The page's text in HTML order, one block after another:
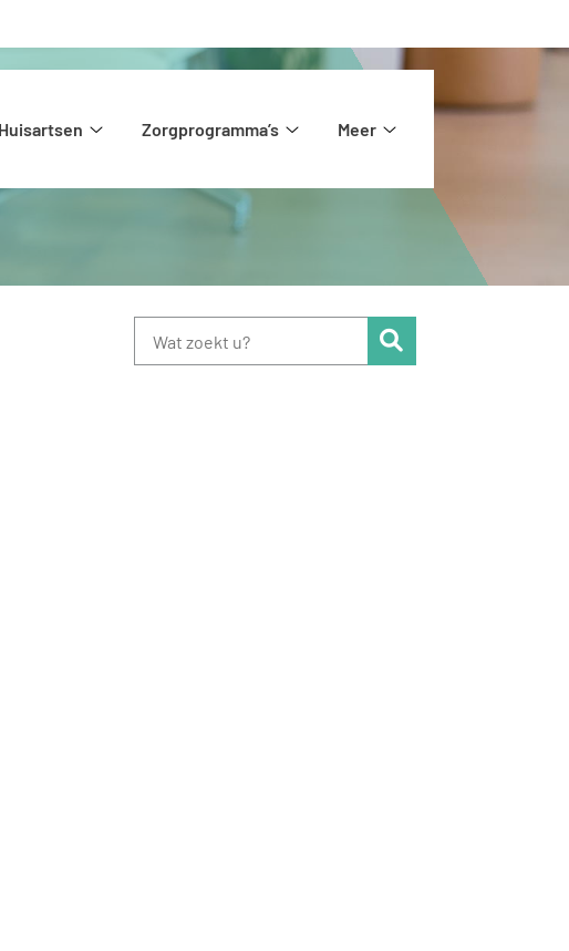
Huisartsen
Zorgprogramma’s
Meer